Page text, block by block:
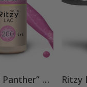
Ritzy”Pink Panther” 200, Cat Eye